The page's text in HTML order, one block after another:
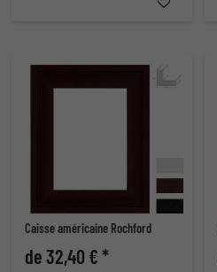
Caisse américaine Rochford
de 32,40 € *